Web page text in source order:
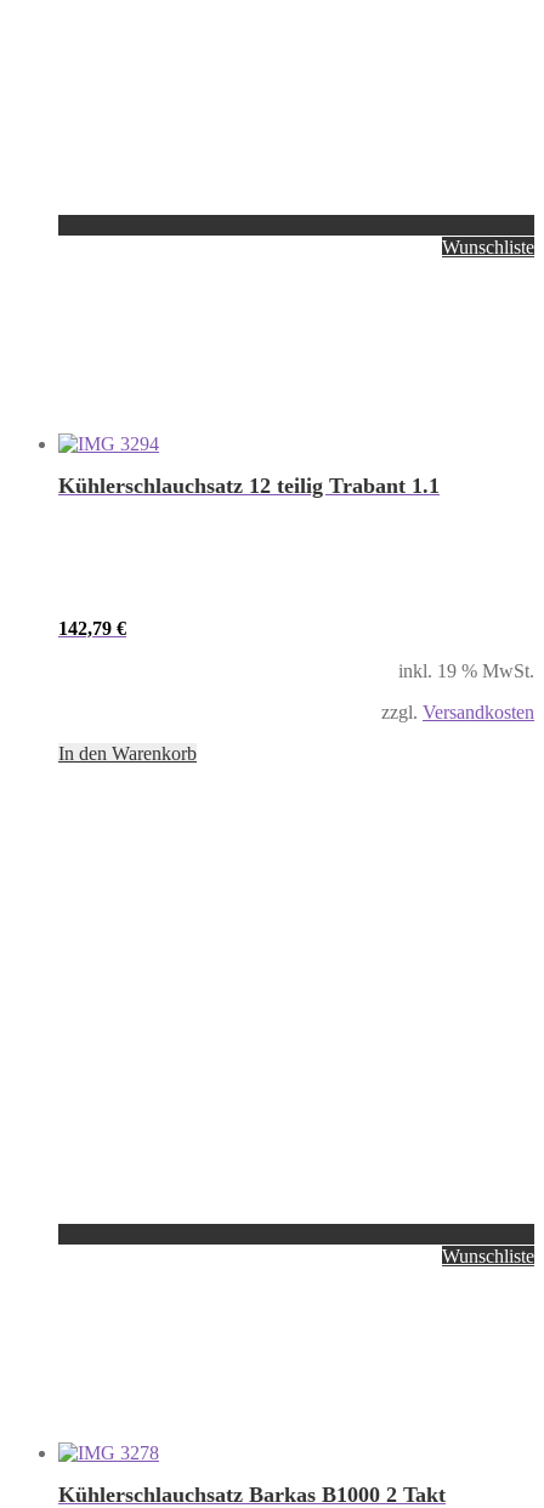
Wunschliste
Kühlerschlauchsatz 12 teilig Trabant 1.1
142,79 €
inkl. 19 % MwSt.
zzgl. Versandkosten
In den Warenkorb
Wunschliste
Kühlerschlauchsatz Barkas B1000 2 Takt